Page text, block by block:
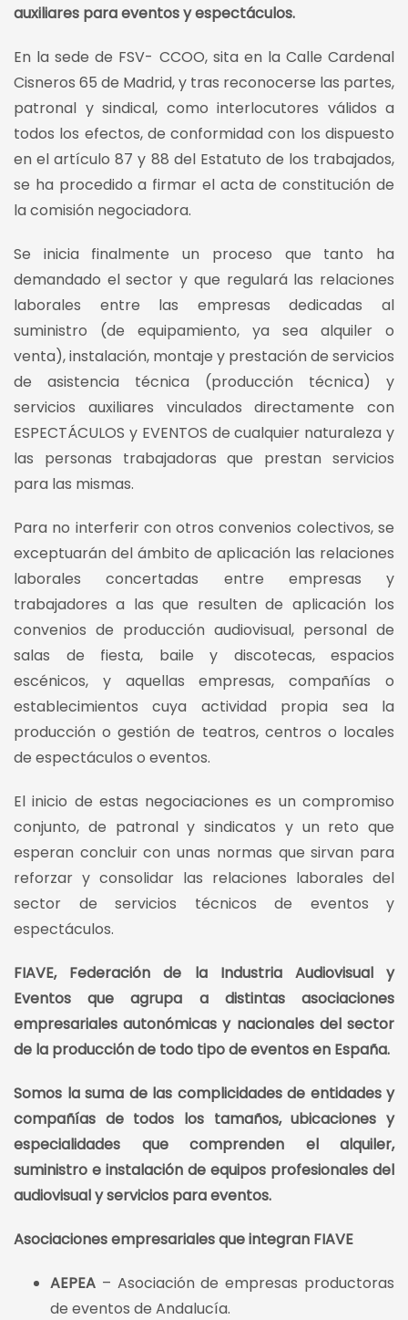
auxiliares para eventos y espectáculos.
En la sede de FSV- CCOO, sita en la Calle Cardenal
Cisneros 65 de Madrid, y tras reconocerse las partes,
patronal y sindical, como interlocutores válidos a
todos los efectos, de conformidad con los dispuesto
en el artículo 87 y 88 del Estatuto de los trabajados,
se ha procedido a firmar el acta de constitución de
la comisión negociadora.
Se inicia finalmente un proceso que tanto ha
demandado el sector y que regulará las relaciones
laborales entre las empresas dedicadas al
suministro (de equipamiento, ya sea alquiler o
venta), instalación, montaje y prestación de servicios
de asistencia técnica (producción técnica) y
servicios auxiliares vinculados directamente con
ESPECTÁCULOS y EVENTOS de cualquier naturaleza y
las personas trabajadoras que prestan servicios
para las mismas.
Para no interferir con otros convenios colectivos, se
exceptuarán del ámbito de aplicación las relaciones
laborales concertadas entre empresas y
trabajadores a las que resulten de aplicación los
convenios de producción audiovisual, personal de
salas de fiesta, baile y discotecas, espacios
escénicos, y aquellas empresas, compañías o
establecimientos cuya actividad propia sea la
producción o gestión de teatros, centros o locales
de espectáculos o eventos.
El inicio de estas negociaciones es un compromiso
conjunto, de patronal y sindicatos y un reto que
esperan concluir con unas normas que sirvan para
reforzar y consolidar las relaciones laborales del
sector de servicios técnicos de eventos y
espectáculos.
FIAVE, Federación de la Industria Audiovisual y
Eventos que agrupa a distintas asociaciones
empresariales autonómicas y nacionales del sector
de la producción de todo tipo de eventos en España.
Somos la suma de las complicidades de entidades y
compañías de todos los tamaños, ubicaciones y
especialidades que comprenden el alquiler,
suministro e instalación de equipos profesionales del
audiovisual y servicios para eventos.
Asociaciones empresariales que integran FIAVE
AEPEA – Asociación de empresas productoras
de eventos de Andalucía.